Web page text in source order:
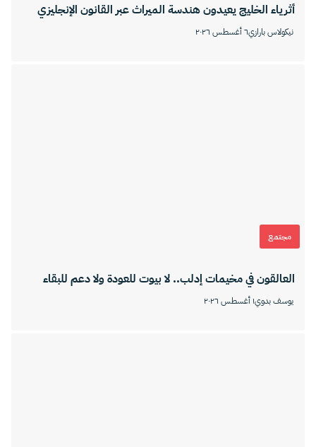
أثرياء الخليج يعيدون هندسة الميراث عبر القانون الإنجليزي
نيكولاس بارازي٦ أغسطس ٢٠٢٦
مجتمع
العالقون في مخيمات إدلب.. لا بيوت للعودة ولا دعم للبقاء
يوسف بدوي١ أغسطس ٢٠٢٦